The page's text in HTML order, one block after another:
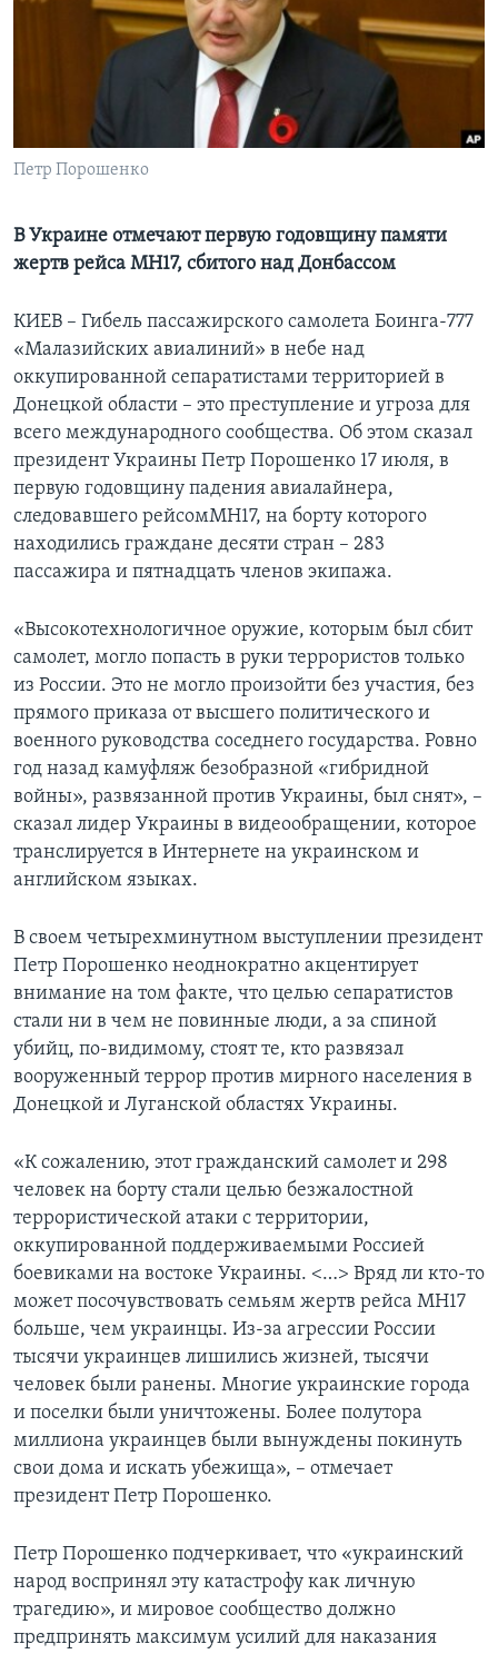
Learning English
СОЦИАЛЬНЫЕ СЕТИ
Петр Порошенко
В Украине отмечают первую годовщину памяти
жертв рейса МН17, сбитого над Донбассом
КИЕВ – Гибель пассажирского самолета Боинга-777
«Малазийских авиалиний» в небе над
оккупированной сепаратистами территорией в
Донецкой области – это преступление и угроза для
всего международного сообщества. Об этом сказал
президент Украины Петр Порошенко 17 июля, в
первую годовщину падения авиалайнера,
следовавшего рейсомMH17, на борту которого
находились граждане десяти стран – 283
пассажира и пятнадцать членов экипажа.
«Высокотехнологичное оружие, которым был сбит
самолет, могло попасть в руки террористов только
из России. Это не могло произойти без участия, без
прямого приказа от высшего политического и
военного руководства соседнего государства. Ровно
год назад камуфляж безобразной «гибридной
войны», развязанной против Украины, был снят», –
сказал лидер Украины в видеообращении, которое
транслируется в Интернете на украинском и
английском языках.
В своем четырехминутном выступлении президент
Петр Порошенко неоднократно акцентирует
внимание на том факте, что целью сепаратистов
стали ни в чем не повинные люди, а за спиной
убийц, по-видимому, стоят те, кто развязал
вооруженный террор против мирного населения в
Донецкой и Луганской областях Украины.
«К сожалению, этот гражданский самолет и 298
человек на борту стали целью безжалостной
террористической атаки с территории,
оккупированной поддерживаемыми Россией
боевиками на востоке Украины. <…> Вряд ли кто-то
может посочувствовать семьям жертв рейса MH17
больше, чем украинцы. Из-за агрессии России
тысячи украинцев лишились жизней, тысячи
человек были ранены. Многие украинские города
и поселки были уничтожены. Более полутора
миллиона украинцев были вынуждены покинуть
свои дома и искать убежища», – отмечает
президент Петр Порошенко.
Петр Порошенко подчеркивает, что «украинский
народ воспринял эту катастрофу как личную
трагедию», и мировое сообщество должно
предпринять максимум усилий для наказания